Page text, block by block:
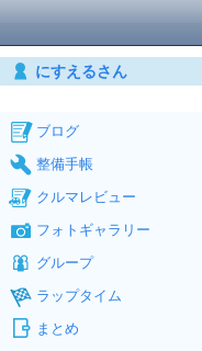
にすえるさん
ブログ
整備手帳
クルマレビュー
フォトギャラリー
グループ
ラップタイム
まとめ